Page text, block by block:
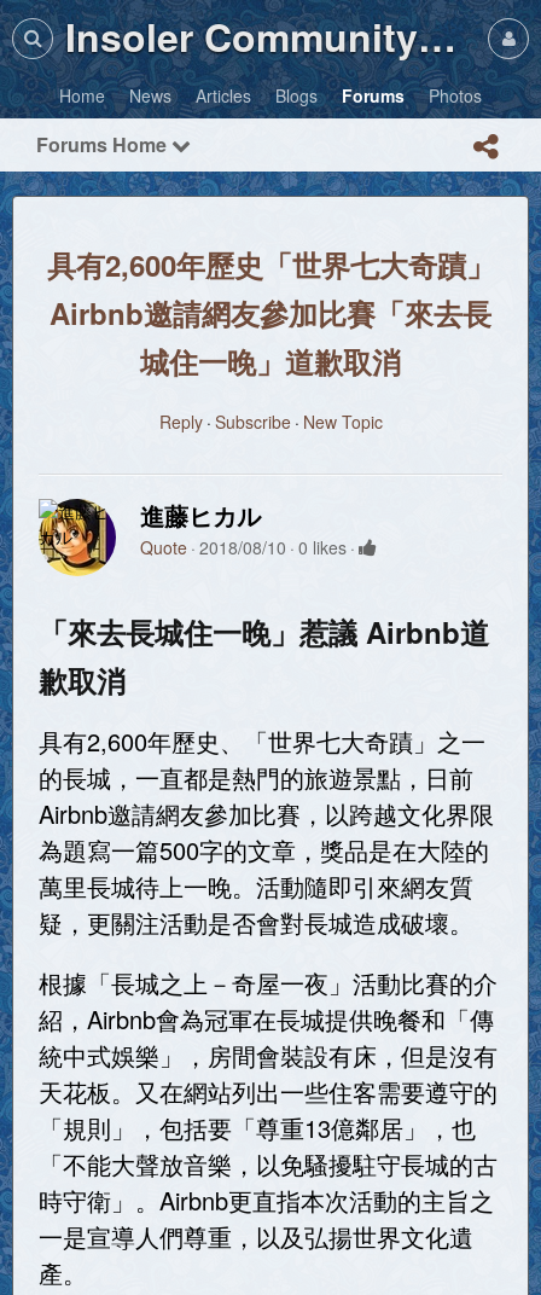
Insoler Community・Photos
Home News Articles Blogs Forums Photos
Forums Home
具有2,600年歷史「世界七大奇蹟」
Airbnb邀請網友參加比賽「來去長
城住一晚」道歉取消
Reply Subscribe New Topic
進藤ヒカル
Quote 2018/08/10 0 likes
「來去長城住一晚」惹議 Airbnb道
歉取消
具有2,600年歷史、「世界七大奇蹟」之一
的長城，一直都是熱門的旅遊景點，日前
Airbnb邀請網友參加比賽，以跨越文化界限
為題寫一篇500字的文章，獎品是在大陸的
萬里長城待上一晚。活動隨即引來網友質
疑，更關注活動是否會對長城造成破壞。
根據「長城之上－奇屋一夜」活動比賽的介
紹，Airbnb會為冠軍在長城提供晚餐和「傳
統中式娛樂」，房間會裝設有床，但是沒有
天花板。又在網站列出一些住客需要遵守的
「規則」，包括要「尊重13億鄰居」，也
「不能大聲放音樂，以免騷擾駐守長城的古
時守衛」。Airbnb更直指本次活動的主旨之
一是宣導人們尊重，以及弘揚世界文化遺
產。